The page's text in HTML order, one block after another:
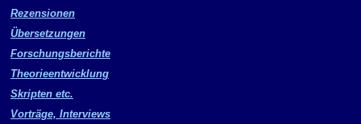
Rezensionen
Übersetzungen
Forschungsberichte
Theorieentwicklung
Skripten etc.
Vorträge, Interviews